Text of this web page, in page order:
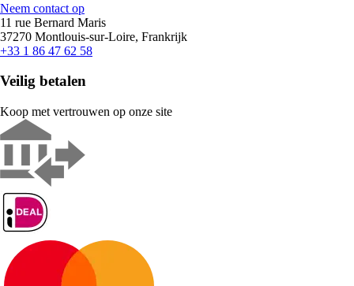
Neem contact op
11 rue Bernard Maris
37270 Montlouis-sur-Loire, Frankrijk
+33 1 86 47 62 58
Veilig betalen
Koop met vertrouwen op onze site